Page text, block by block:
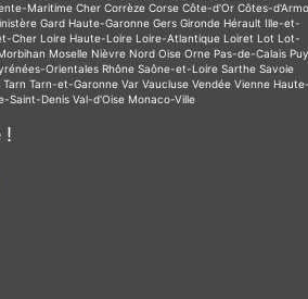
Maritime Cher Corrèze Corse Côte-d'Or Côtes-
Gard Haute-Garonne Gers Gironde Hérault Ille-et-
Cher Loire Haute-Loire Loire-Atlantique Loiret Lot Lot-
Moselle Nièvre Nord Oise Orne Pas-de-Calais
Orientales Rhône Saône-et-Loire Sarthe Savoie
Tarn Tarn-et-Garonne Var Vaucluse Vendée Vienne Haute-
Saint-Denis Val-d'Oise Monaco-Ville
!